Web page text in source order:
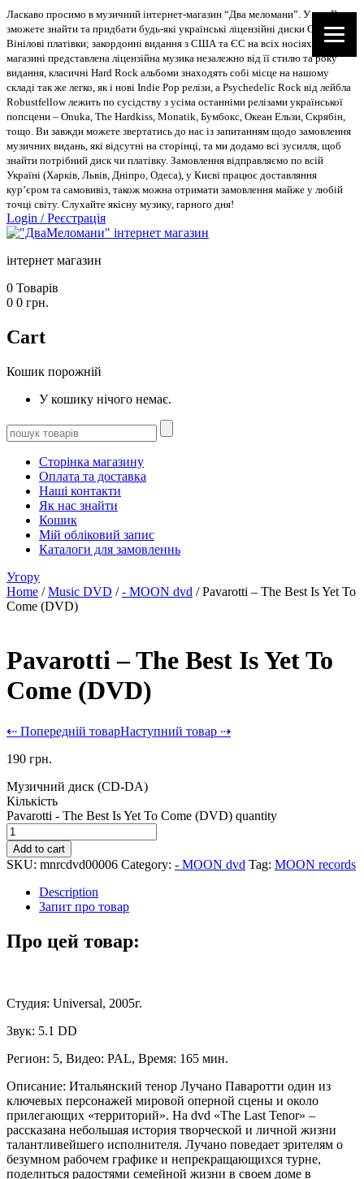
Ласкаво просимо в музичний інтернет-магазин “Два меломани”. У нас Ви
зможете знайти та придбати будь-які українські ліцензійні диски CD, DVD,
Вінілові платівки; закордонні видання з США та ЄС на всіх носіях. В
магазині представлена ліцензійна музика незалежно від її стилю та року
видання, класичні Hard Rock альбоми знаходять собі місце на нашому
складі так же легко, як і нові Indie Pop релізи, а Psychedelic Rock від лейбла
Robustfellow лежить по сусідству з усіма останніми релізами української
попсцени – Onuka, The Hardkiss, Monatik, Бумбокс, Океан Ельзи, Скрябін,
тощо. Ви завжди можете звертатись до нас із запитанням щодо замовлення
музичних видань, які відсутні на сторінці, та ми додамо всі зусилля, щоб
знайти потрібний диск чи платівку. Замовлення відправляємо по всій
Україні (Харків, Львів, Дніпро, Одеса), у Києві працює доставляння
кур’єром та самовивіз, також можна отримати замовлення майже у любій
точці світу. Слухайте якісну музику, гарного дня!
Login /Реєстрація
інтернет магазин
0 Товарів
0 0 грн.
Cart
Кошик порожній
У кошику нічого немає.
Сторінка магазину
Оплата та доставка
Наші контакти
Як нас знайти
Кошик
Мій обліковий запис
Каталоги для замовленнь
Угору
Home /Music DVD /- MOON dvd / Pavarotti – The Best Is Yet To
Come (DVD)
Pavarotti – The Best Is Yet To
Come (DVD)
⇠ Попередній товарНаступний товар ⇢
190 грн.
Музичний диск (CD-DA)
Кількість
Pavarotti - The Best Is Yet To Come (DVD) quantity
Add to cart
SKU: mnrcdvd00006 Category: - MOON dvd Tag: MOON records
Description
Запит про товар
Про цей товар:
Студия: Universal, 2005г.
Звук: 5.1 DD
Регион: 5, Видео: PAL, Время: 165 мин.
Описание: Итальянский тенор Лучано Паваротти один из
ключевых персонажей мировой оперной сцены и около
прилегающих «территорий». На dvd «The Last Tenor» –
рассказана небольшая история творческой и личной жизни
талантливейшего исполнителя. Лучано поведает зрителям о
безумном рабочем графике и непрекращающихся турне,
поделиться радостями семейной жизни в своем доме в